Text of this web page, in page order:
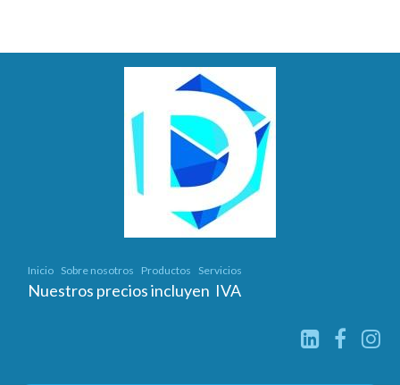
Inicio Sobre nosotros Productos Servicios
Nuestros precios incluyen IVA